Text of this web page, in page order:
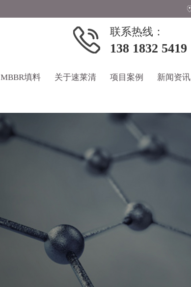
联系热线：
138 1832 5419
MBBR填料 关于速莱清 项目案例 新闻资讯